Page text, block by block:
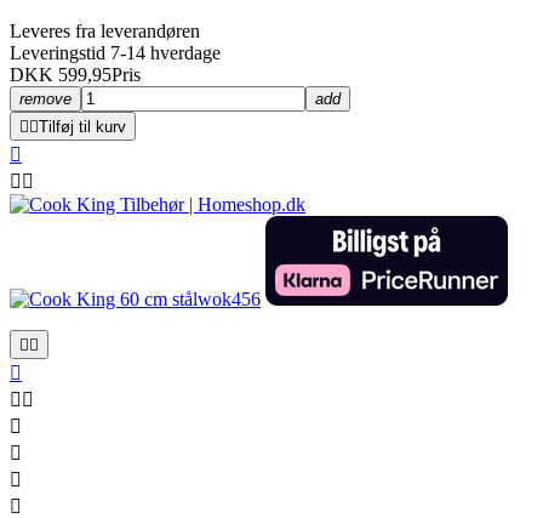
Leveres fra leverandøren
Leveringstid 7-14 hverdage
DKK 599,95Pris
remove
add
 Tilføj til kurv

 
 

 



